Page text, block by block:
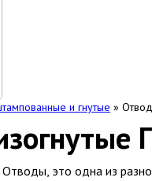
и гнутые »
Отводы, это одна из